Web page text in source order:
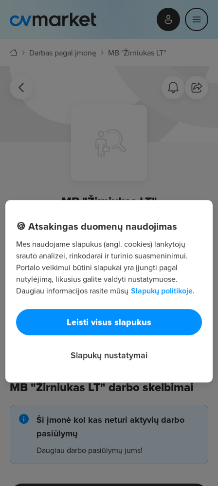
Darbas pagal įmonę MB "Žirniukas LT"
MB "Žirniukas LT"
,
Žiūrėti visus skelbimus
Įmonės aprašymas
1
Darbuotojų sk.
MB "Žirniukas LT" darbo skelbimai
Ši įmonė kol kas neturi aktyvių darbo
pasiūlymų
Daugiau darbo pasiūlymų jums!
🍪 Atsakingas duomenų naudojimas
Mes naudojame slapukus (angl. cookies) lankytojų
srauto analizei, rinkodarai ir turinio suasmeninimui.
Portalo veikimui būtini slapukai yra įjungti pagal
nutylėjimą, likusius galite valdyti nustatymuose.
Daugiau informacijos rasite mūsų Slapukų politikoje.
Leisti visus slapukus
Slapukų nustatymai